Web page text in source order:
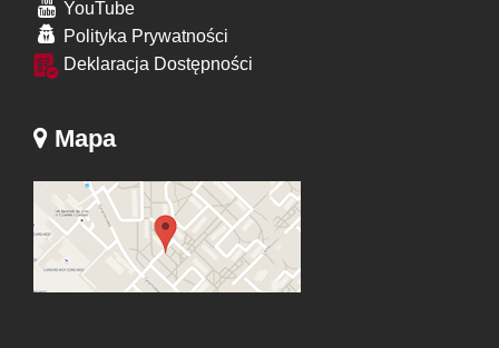
YouTube
Polityka Prywatności
Deklaracja Dostępności
Mapa